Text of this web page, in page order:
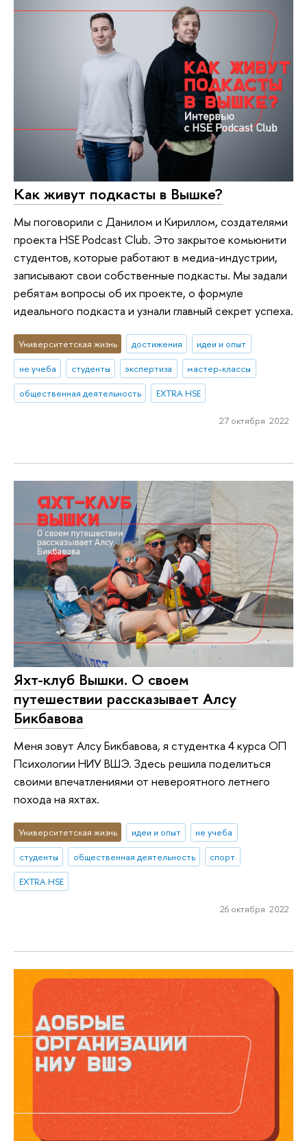
Как живут подкасты в Вышке?
Мы поговорили с Данилом и Кириллом, создателями
проекта HSE Podcast Club. Это закрытое комьюнити
студентов, которые работают в медиа-индустрии,
записывают свои собственные подкасты. Мы задали
ребятам вопросы об их проекте, о формуле
идеального подкаста и узнали главный секрет успеха.
Университетская жизнь достижения
идеи и опыт
не учеба
студенты экспертиза
мастер-классы
общественная деятельность
EXTRA.HSE
27 октября 2022
Яхт-клуб Вышки. О своем
путешествии рассказывает Алсу
Бикбавова
Меня зовут Алсу Бикбавова, я студентка 4 курса ОП
Психологии НИУ ВШЭ. Здесь решила поделиться
своими впечатлениями от невероятного летнего
похода на яхтах.
Университетская жизнь идеи и опыт
не учеба
студенты
общественная деятельность
спорт
EXTRA.HSE
26 октября 2022